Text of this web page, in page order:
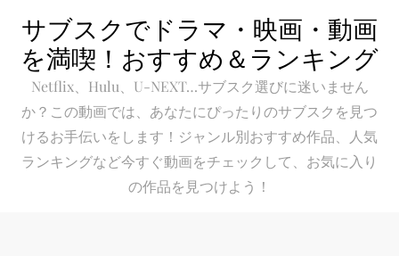
content
サブスクでドラマ・映画・動画
を満喫！おすすめ＆ランキング
Netflix、Hulu、U-NEXT…サブスク選びに迷いません
か？この動画では、あなたにぴったりのサブスクを見つ
けるお手伝いをします！ジャンル別おすすめ作品、人気
ランキングなど今すぐ動画をチェックして、お気に入り
の作品を見つけよう！